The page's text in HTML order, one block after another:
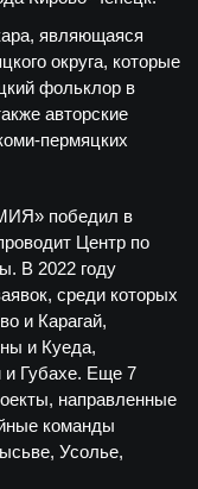
являющаяся
округа, которые
фольклор в
авторские
пермяцких
победил в
Центр по
В 2022 году
среди которых
и Карагай,
и Куеда,
и Губахе. Еще 7
направленные
команды
Усолье,